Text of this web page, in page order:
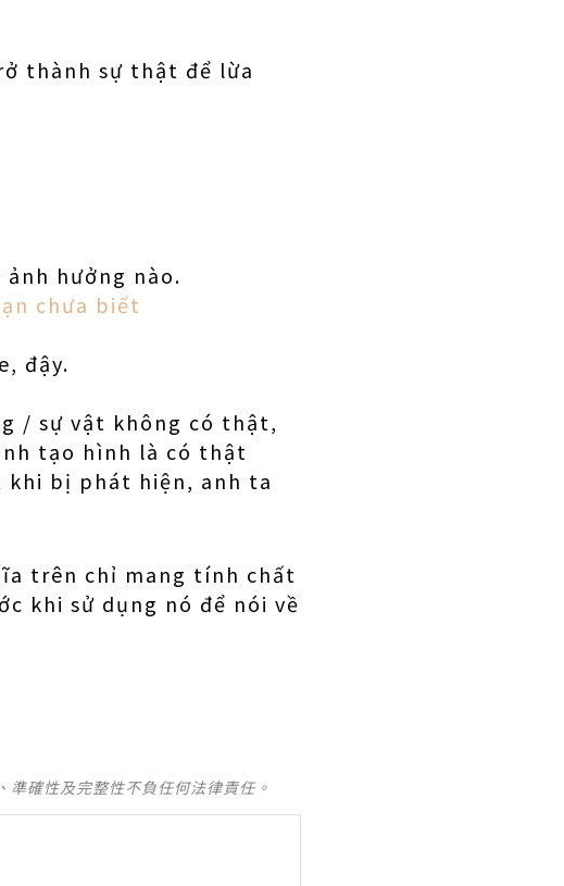
thành sự thật để lừa
hưởng nào.
chưa biết
đậy.
/ sự vật không có thật,
tạo hình là có thật
khi bị phát hiện, anh ta
trên chỉ mang tính chất
khi sử dụng nó để nói về
確性及完整性不負任何法律責任。